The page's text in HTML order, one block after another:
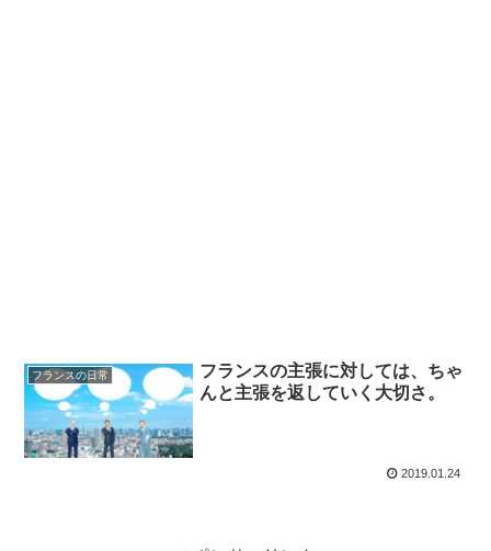
フランスの日常
フランスの主張に対しては、ちゃ
んと主張を返していく大切さ。
2019.01.24